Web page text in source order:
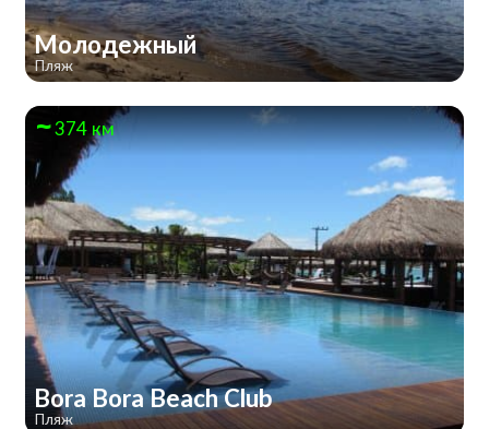
Молодежный
Пляж
374 км
Bora Bora Beach Club
Пляж